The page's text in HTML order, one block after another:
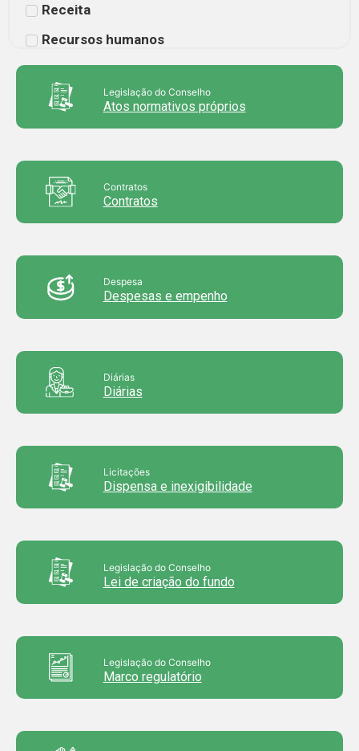
Receita
Recursos humanos
Legislação do Conselho
Atos normativos próprios
Contratos
Contratos
Despesa
Despesas e empenho
Diárias
Diárias
Licitações
Dispensa e inexigibilidade
Legislação do Conselho
Lei de criação do fundo
Legislação do Conselho
Marco regulatório